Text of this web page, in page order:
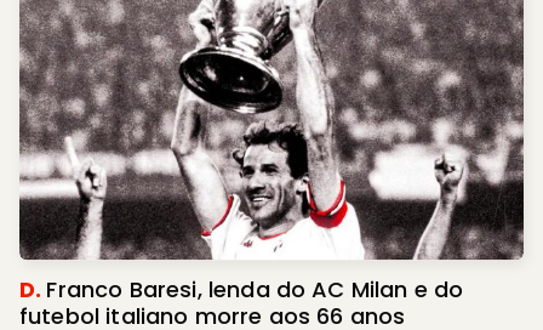
D. Franco Baresi, lenda do AC Milan e do
futebol italiano morre aos 66 anos